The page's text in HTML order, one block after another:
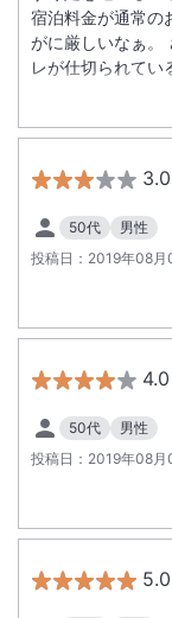
宿泊料金が通常の
がに厳しいなぁ。
レが仕切られてい
大浴場があるの
シャワートイレ
て嬉しいですね。
ですね。 喫煙室
目でした（泣）
室をおさえましょ
3.0
50代
男性
投稿日： 2019年08月
4.0
50代
男性
投稿日： 2019年08月
5.0